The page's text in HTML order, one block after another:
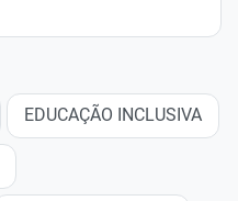
EDUCAÇÃO INCLUSIVA